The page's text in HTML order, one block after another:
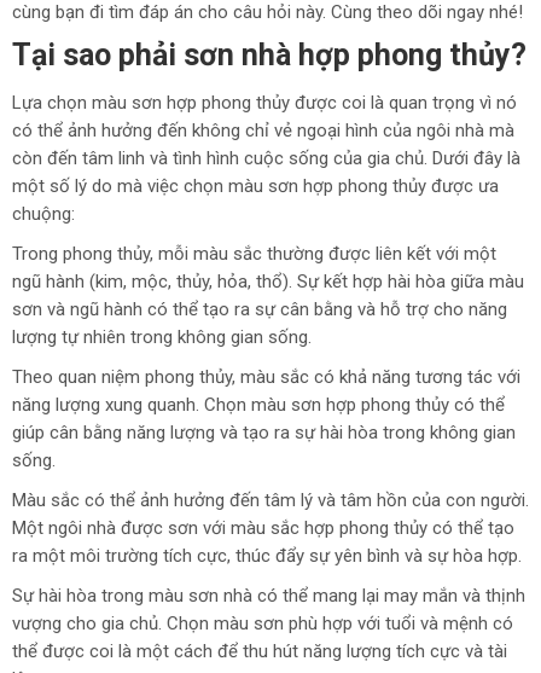
cùng bạn đi tìm đáp án cho câu hỏi này. Cùng theo dõi ngay nhé!
Tại sao phải sơn nhà hợp phong thủy?
Lựa chọn màu sơn hợp phong thủy được coi là quan trọng vì nó
có thể ảnh hưởng đến không chỉ vẻ ngoại hình của ngôi nhà mà
còn đến tâm linh và tình hình cuộc sống của gia chủ. Dưới đây là
một số lý do mà việc chọn màu sơn hợp phong thủy được ưa
chuộng:
Trong phong thủy, mỗi màu sắc thường được liên kết với một
ngũ hành (kim, mộc, thủy, hỏa, thổ). Sự kết hợp hài hòa giữa màu
sơn và ngũ hành có thể tạo ra sự cân bằng và hỗ trợ cho năng
lượng tự nhiên trong không gian sống.
Theo quan niệm phong thủy, màu sắc có khả năng tương tác với
năng lượng xung quanh. Chọn màu sơn hợp phong thủy có thể
giúp cân bằng năng lượng và tạo ra sự hài hòa trong không gian
sống.
Màu sắc có thể ảnh hưởng đến tâm lý và tâm hồn của con người.
Một ngôi nhà được sơn với màu sắc hợp phong thủy có thể tạo
ra một môi trường tích cực, thúc đẩy sự yên bình và sự hòa hợp.
Sự hài hòa trong màu sơn nhà có thể mang lại may mắn và thịnh
vượng cho gia chủ. Chọn màu sơn phù hợp với tuổi và mệnh có
thể được coi là một cách để thu hút năng lượng tích cực và tài